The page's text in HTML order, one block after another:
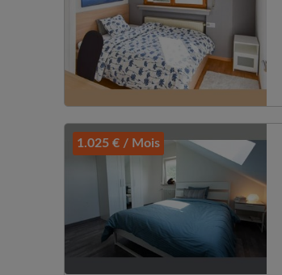
1.025 € / Mois